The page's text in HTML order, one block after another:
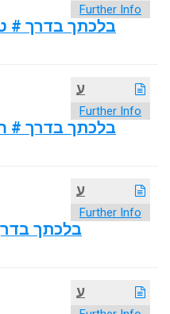
Further Info
בלכתך בדרך
ע
Further Info
בלכתך בדרך #
ע
Further Info
בלכתך
ע